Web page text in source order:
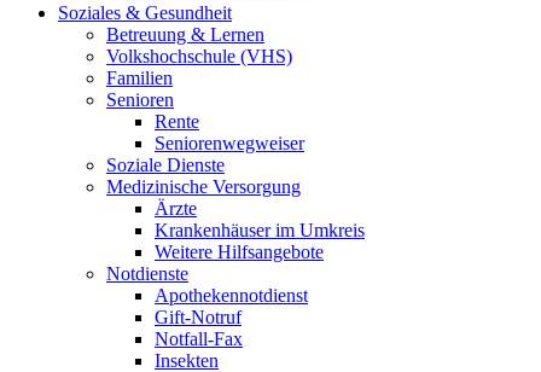
Soziales & Gesundheit
Betreuung & Lernen
Volkshochschule (VHS)
Familien
Senioren
Rente
Seniorenwegweiser
Soziale Dienste
Medizinische Versorgung
Ärzte
Krankenhäuser im Umkreis
Weitere Hilfsangebote
Notdienste
Apothekennotdienst
Gift-Notruf
Notfall-Fax
Insekten